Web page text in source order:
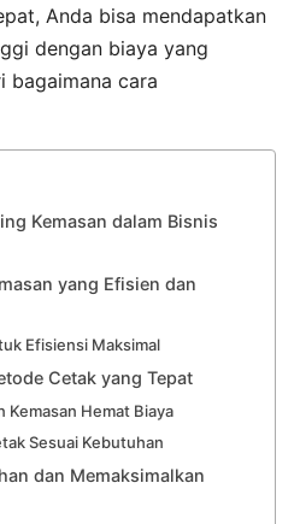
Anda bisa mendapatkan
dengan biaya yang
bagaimana cara
Kemasan dalam Bisnis
yang Efisien dan
Efisiensi Maksimal
Cetak yang Tepat
Kemasan Hemat Biaya
Sesuai Kebutuhan
dan Memaksimalkan